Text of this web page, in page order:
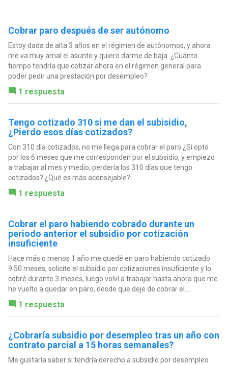
Cobrar paro después de ser autónomo
Estoy dada de alta 3 años en el régimen de autónomos, y ahora
me va muy amal el asunto y quiero darme de baja. ¿Cuánto
tiempo tendría que cotizar ahora en el régimen general para
poder pedir una prestación por desempleo?
1 respuesta
Tengo cotizado 310 si me dan el subisidio,
¿Pierdo esos días cotizados?
Con 310 día cotizados, no me llega para cobrar el paro ¿Si opto
por los 6 meses que me corresponden por el subsidio, y empiezo
a trabajar al mes y medio, perdería los 310 días que tengo
cotizados? ¿Qué es más aconsejable?
1 respuesta
Cobrar el paro habiendo cobrado durante un
periodo anterior el subsidio por cotización
insuficiente
Hace más o menos 1 año me quedé en paro habiendo cotizado
9.50 meses, solicite el subsidio por cotizaciones insuficiente y lo
cobré durante 3 meses, luego volví a trabajar hasta ahora que me
he vuelto a quedar en paro, desde que deje de cobrar el...
1 respuesta
¿Cobraría subsidio por desempleo tras un año con
contrato parcial a 15 horas semanales?
Me gustaría saber si tendría derecho a subsidio por desempleo